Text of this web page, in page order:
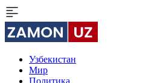
Узбекистан
Мир
Политика